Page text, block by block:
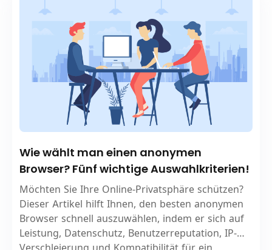
Wie wählt man einen anonymen
Browser? Fünf wichtige Auswahlkriterien!
Möchten Sie Ihre Online-Privatsphäre schützen?
Dieser Artikel hilft Ihnen, den besten anonymen
Browser schnell auszuwählen, indem er sich auf
Leistung, Datenschutz, Benutzerreputation, IP-